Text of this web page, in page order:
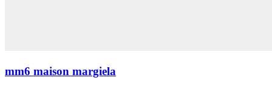
mm6 maison margiela